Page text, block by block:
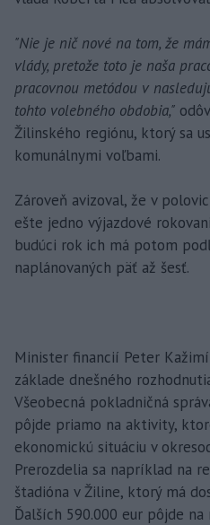
"Nie je nič nové na tom, že
vlády, pretože toto je naša
pracovnou metódou v
tohto volebného obdobia,"
Žilinského regiónu, ktorý sa
komunálnymi voľbami.
Zároveň avizoval, že v
ešte jedno výjazdové
budúci rok ich má potom
naplánovaných päť až šesť.
Minister financií Peter
základe dnešného
Všeobecná pokladničná
pôjde priamo na aktivity,
ekonomickú situáciu v
Prerozdelia sa napríklad na
štadióna v Žiline, ktorý má
Ďalších 590.000 eur pôjde